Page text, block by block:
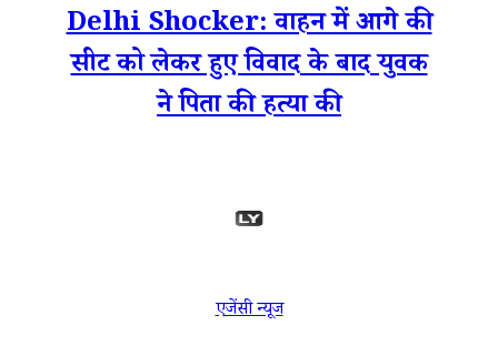
Delhi Shocker: वाहन में आगे की
सीट को लेकर हुए विवाद के बाद युवक
ने पिता की हत्या की
एजेंसी न्यूज